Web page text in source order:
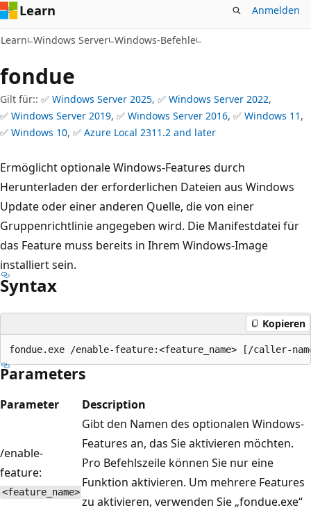
Learn Anmelden
Learn Windows Server Windows-Befehle
fondue
Gilt für:: ✅ Windows Server 2025, ✅ Windows Server 2022,
✅ Windows Server 2019, ✅ Windows Server 2016, ✅ Windows 11 ,
✅ Windows 10, ✅ Azure Local 2311.2 and later
Ermöglicht optionale Windows-Features durch
Herunterladen der erforderlichen Dateien aus Windows
Update oder einer anderen Quelle, die von einer
Gruppenrichtlinie angegeben wird. Die Manifestdatei für
das Feature muss bereits in Ihrem Windows-Image
installiert sein.
Syntax
Kopieren
Parameters
Parameter Description
/enable-
feature:
<feature_name>
Gibt den Namen des optionalen Windows-
Features an, das Sie aktivieren möchten.
Pro Befehlszeile können Sie nur eine
Funktion aktivieren. Um mehrere Features
zu aktivieren, verwenden Sie „fondue.exe“